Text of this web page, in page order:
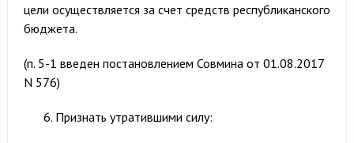
цели осуществляется за счет средств республиканского
бюджета.
(п. 5-1 введен постановлением Совмина от 01.08.2017
N 576)
Признать утратившими силу: